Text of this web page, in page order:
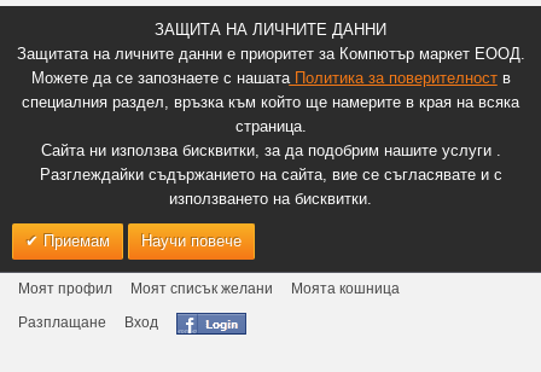
ЗАЩИТА НА ЛИЧНИТЕ ДАННИ
Защитата на личните данни е приоритет за Компютър маркет ЕООД.
Можете да се запознаете с нашатаПолитика за поверителноств
специалния раздел, връзка към който ще намерите в края на всяка
страница.
Сайта ни използва бисквитки, за да подобрим нашите услуги .
Разглеждайки съдържанието на сайта, вие се съгласявате и с
използването на бисквитки.
Приемам Научи повече
Моят профил Моят списък желани
Моята кошница
Разплащане
Вход